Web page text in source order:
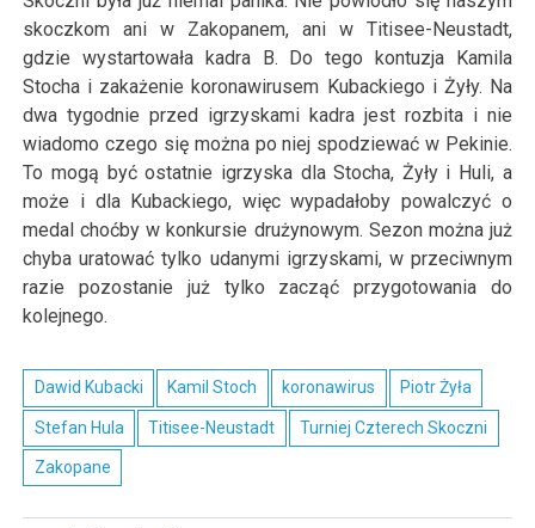
skoczkom ani w Zakopanem, ani w Titisee-Neustadt,
gdzie wystartowała kadra B. Do tego kontuzja Kamila
Stocha i zakażenie koronawirusem Kubackiego i Żyły. Na
dwa tygodnie przed igrzyskami kadra jest rozbita i nie
wiadomo czego się można po niej spodziewać w Pekinie.
To mogą być ostatnie igrzyska dla Stocha, Żyły i Huli, a
może i dla Kubackiego, więc wypadałoby powalczyć o
medal choćby w konkursie drużynowym. Sezon można już
chyba uratować tylko udanymi igrzyskami, w przeciwnym
razie pozostanie już tylko zacząć przygotowania do
kolejnego.
Dawid Kubacki Kamil Stoch koronawirus Piotr Żyła
Stefan Hula Titisee-Neustadt Turniej Czterech Skoczni
Zakopane